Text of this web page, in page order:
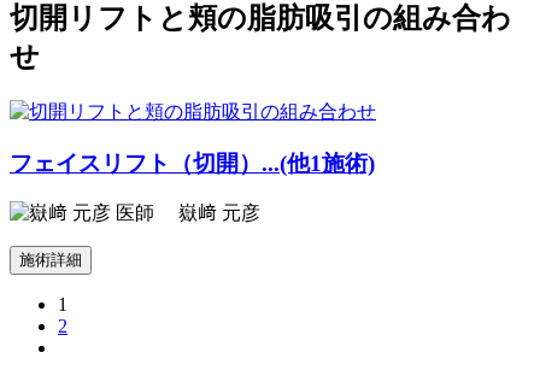
切開リフトと頬の脂肪吸引の組み合わ
せ
フェイスリフト（切開）...(他1施術)
嶽﨑 元彦
施術詳細
1
2